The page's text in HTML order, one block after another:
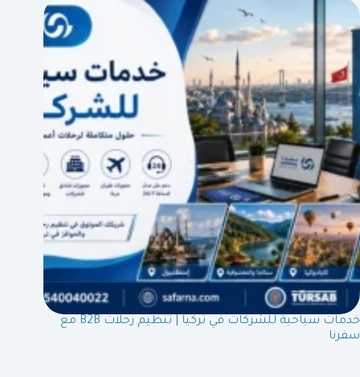
خدمات سياحية للشركات في تركيا | تنظيم رحلات B2B مع
سفرنا